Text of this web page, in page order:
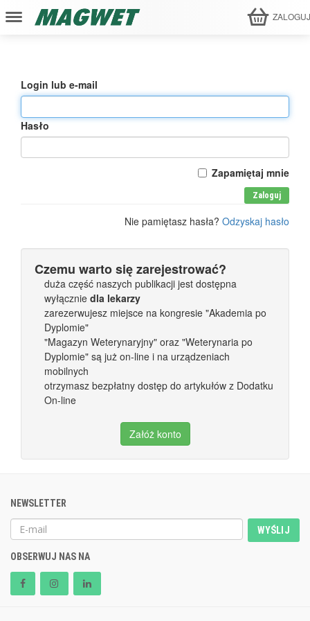
Login lub e-mail
Hasło
Zapamiętaj mnie
Zaloguj
Nie pamiętasz hasła? Odzyskaj hasło
Czemu warto się zarejestrować?
duża część naszych publikacji jest dostępna
wyłącznie dla lekarzy
zarezerwujesz miejsce na kongresie "Akademia po
Dyplomie"
"Magazyn Weterynaryjny" oraz "Weterynaria po
Dyplomie" są już on-line i na urządzeniach
mobilnych
otrzymasz bezpłatny dostęp do artykułów z Dodatku
On-line
Załóż konto
NEWSLETTER
WYŚLIJ
OBSERWUJ NAS NA